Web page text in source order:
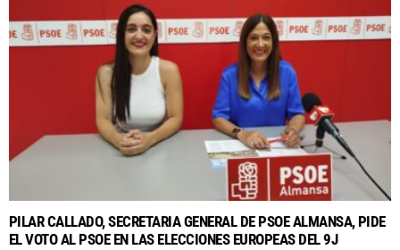
PILAR CALLADO, SECRETARIA GENERAL DE PSOE ALMANSA, PIDE
EL VOTO AL PSOE EN LAS ELECCIONES EUROPEAS DEL 9J